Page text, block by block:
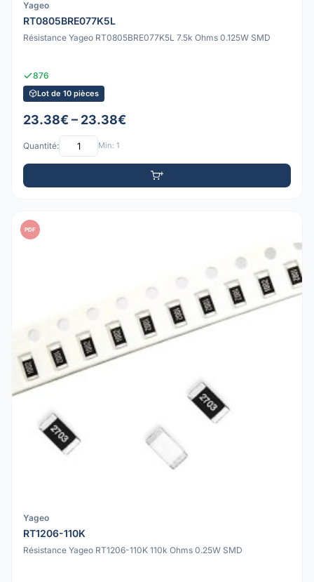
Yageo
RT0805BRE077K5L
Résistance Yageo RT0805BRE077K5L 7.5k Ohms 0.125W SMD
876
Lot de 10 pièces
23.38€ – 23.38€
Quantité: Min: 1
PDF
Yageo
RT1206-110K
Résistance Yageo RT1206-110K 110k Ohms 0.25W SMD